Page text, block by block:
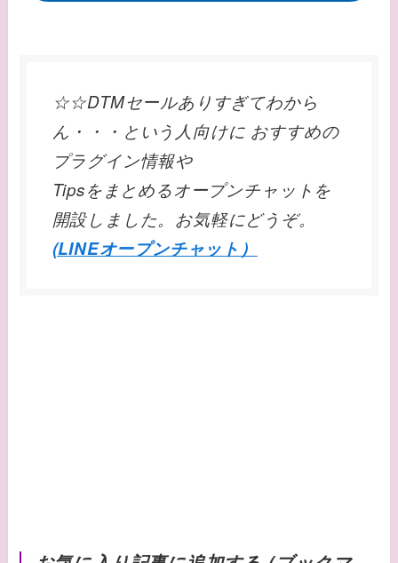
☆☆DTMセールありすぎてわから
ん・・・という人向けに おすすめの
プラグイン情報や
Tipsをまとめるオープンチャットを
開設しました。お気軽にどうぞ。
(LINEオープンチャット）